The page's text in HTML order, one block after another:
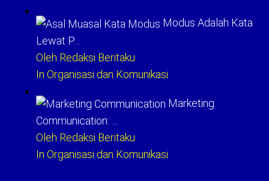
Modus Adalah Kata
Lewat P…
Oleh Redaksi Beritaku
In Organisasi dan Komunikasi
Marketing
Communication: …
Oleh Redaksi Beritaku
In Organisasi dan Komunikasi